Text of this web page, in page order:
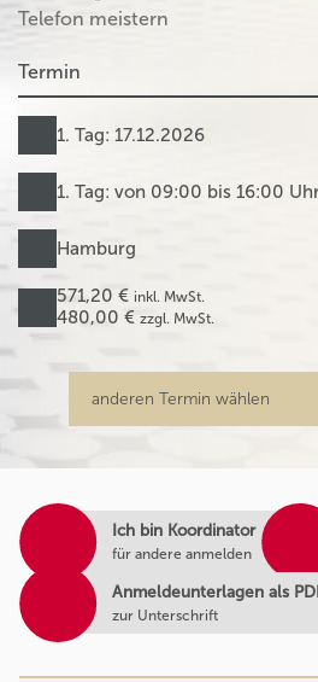
Telefon meistern
Termin
1. Tag: 17.12.2026
1. Tag: von 09:00 bis 16:00
Hamburg
571,20 € inkl. MwSt.
480,00 € zzgl. MwSt.
Ich bin Koordinator
für andere anmelden
Anmeldeunterlagen als
zur Unterschrift